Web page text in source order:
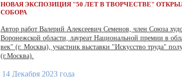
НОВАЯ ЭКСПОЗИЦИЯ "50 ЛЕТ В ТВОРЧЕСТВЕ"
СОБОРА
Автор работ Валерий Алексеевич Семенов, член Союза
Воронежской области, лауреат Национальной премии в
век" (г. Москва), участник выставки "Искусство труда"
(г.Москва).
14 Декабря 2023 года